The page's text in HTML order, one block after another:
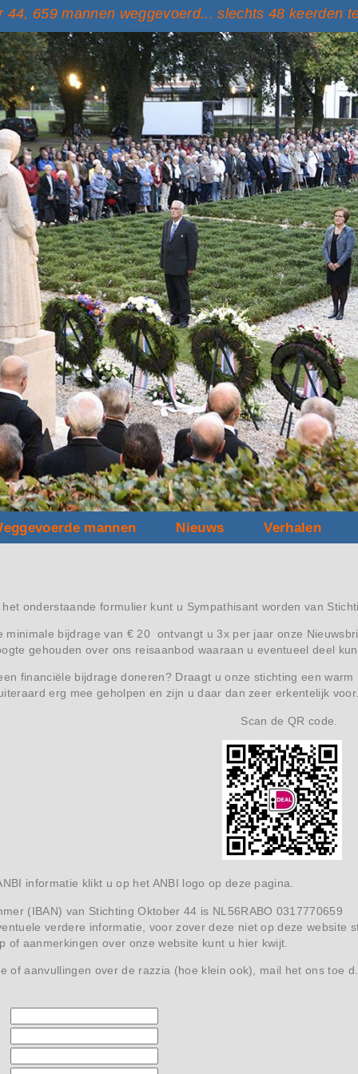
44, 659 mannen weggevoerd... slechts 48 keerden
mannen Nieuws Verhalen
onderstaande formulier kunt u Sympathisant worden van
minimale bijdrage van € 20 ontvangt u 3x per jaar onze
gehouden over ons reisaanbod waaraan u eventueel deel
financiële bijdrage doneren? Draagt u onze stichting een
erg mee geholpen en zijn u daar dan zeer erkentelijk
Scan de QR code.
informatie klikt u op het ANBI logo op deze pagina.
(IBAN) van Stichting Oktober 44 is NL56RABO 0317770659
verdere informatie, voor zover deze niet op deze website
of aanmerkingen over onze website kunt u hier kwijt.
of aanvullingen over de razzia (hoe klein ook), mail het ons toe